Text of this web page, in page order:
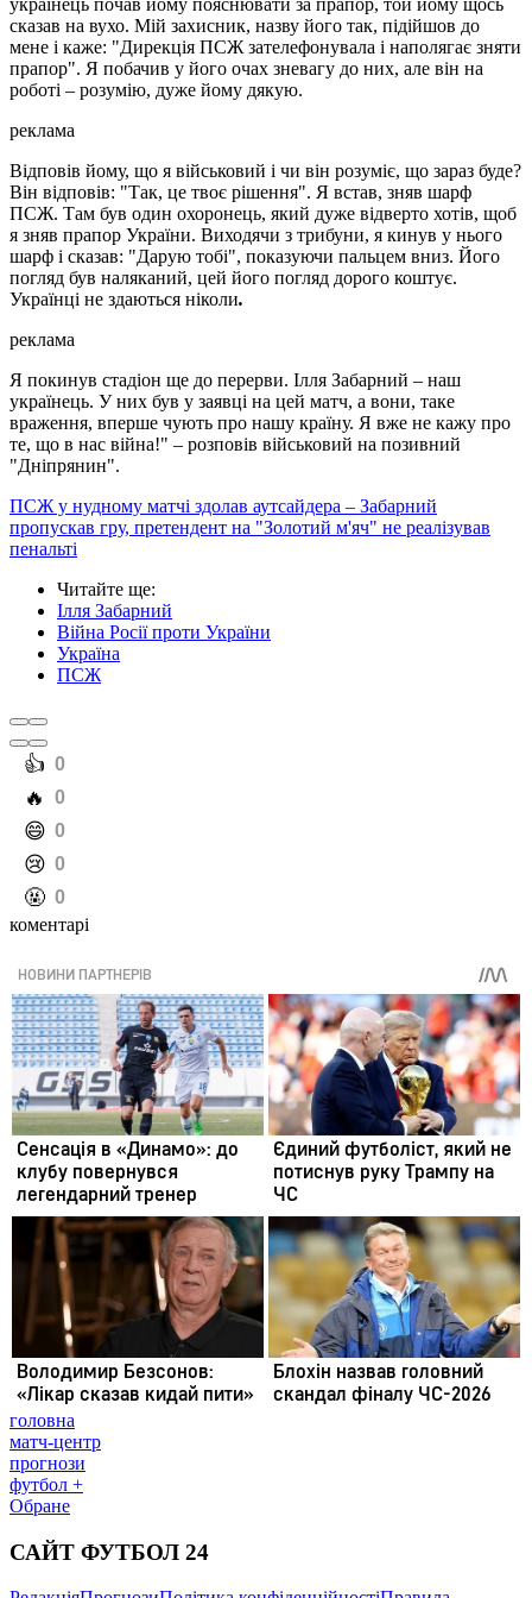
українець почав йому пояснювати за прапор, той йому щось
сказав на вухо. Мій захисник, назву його так, підійшов до
мене і каже: "Дирекція ПСЖ зателефонувала і наполягає зняти
прапор". Я побачив у його очах зневагу до них, але він на
роботі – розумію, дуже йому дякую.
реклама
Відповів йому, що я військовий і чи він розуміє, що зараз буде?
Він відповів: "Так, це твоє рішення". Я встав, зняв шарф
ПСЖ. Там був один охоронець, який дуже відверто хотів, щоб
я зняв прапор України. Виходячи з трибуни, я кинув у нього
шарф і сказав: "Дарую тобі", показуючи пальцем вниз. Його
погляд був наляканий, цей його погляд дорого коштує.
Українці не здаються ніколи.
реклама
Я покинув стадіон ще до перерви. Ілля Забарний – наш
українець. У них був у заявці на цей матч, а вони, таке
враження, вперше чують про нашу країну. Я вже не кажу про
те, що в нас війна!" – розповів військовий на позивний
"Дніпрянин".
ПСЖ у нудному матчі здолав аутсайдера – Забарний
пропускав гру, претендент на "Золотий м'яч" не реалізував
пенальті
Читайте ще:
Ілля Забарний
Війна Росії проти України
Україна
ПСЖ
️👍 0
️🔥 0
️😄 0
️😢 0
️🤬 0
коментарі
головна
матч-центр
прогнози
футбол +
Обране
САЙТ ФУТБОЛ 24